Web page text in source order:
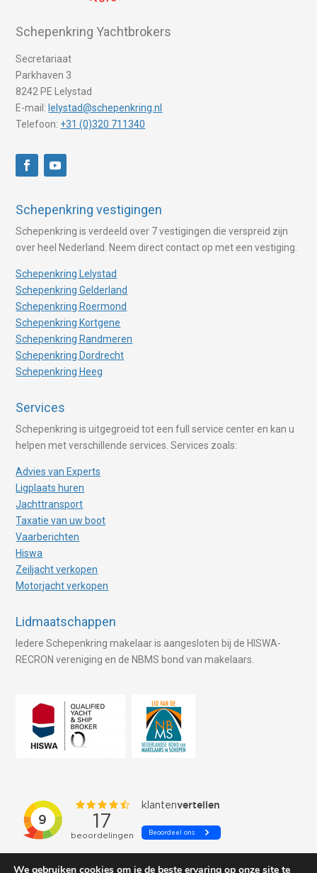
Schepenkring Yachtbrokers
Secretariaat
Parkhaven 3
8242 PE Lelystad
E-mail: lelystad@schepenkring.nl
Telefoon: +31 (0)320 711340
Schepenkring vestigingen
Schepenkring is verdeeld over 7 vestigingen die verspreid zijn
over heel Nederland. Neem direct contact op met een vestiging.
Schepenkring Lelystad
Schepenkring Gelderland
Schepenkring Roermond
Schepenkring Kortgene
Schepenkring Randmeren
Schepenkring Dordrecht
Schepenkring Heeg
Services
Schepenkring is uitgegroeid tot een full service center en kan u
helpen met verschillende services. Services zoals:
Advies van Experts
Ligplaats huren
Jachttransport
Taxatie van uw boot
Vaarberichten
Hiswa
Zeiljacht verkopen
Motorjacht verkopen
Lidmaatschappen
Iedere Schepenkring makelaar is aangesloten bij de HISWA-
RECRON vereniging en de NBMS bond van makelaars.
We gebruiken cookies om je de beste ervaring op onze site te